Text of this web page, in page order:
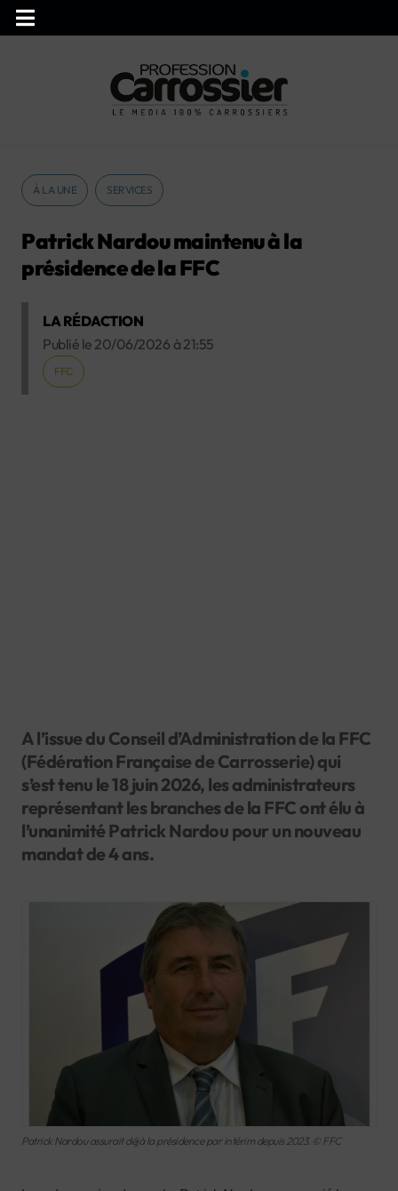
À LA UNE SERVICES
Patrick Nardou maintenu à la
présidence de la FFC
LA RÉDACTION
Publié le 20/06/2026 à 21:55
FFC
A l’issue du Conseil d’Administration de la FFC
(Fédération Française de Carrosserie) qui
s’est tenu le 18 juin 2026, les administrateurs
représentant les branches de la FFC ont élu à
l’unanimité Patrick Nardou pour un nouveau
mandat de 4 ans.
Patrick Nardou assurait déjà la présidence par intérim depuis 2023. © FFC